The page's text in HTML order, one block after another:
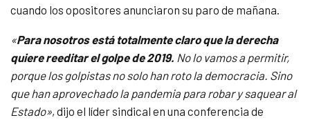
cuando los opositores anunciaron su paro de mañana.
«Para nosotros está totalmente claro que la derecha
quiere reeditar el golpe de 2019. No lo vamos a permitir,
porque los golpistas no solo han roto la democracia. Sino
que han aprovechado la pandemia para robar y saquear al
Estado», dijo el líder sindical en una conferencia de